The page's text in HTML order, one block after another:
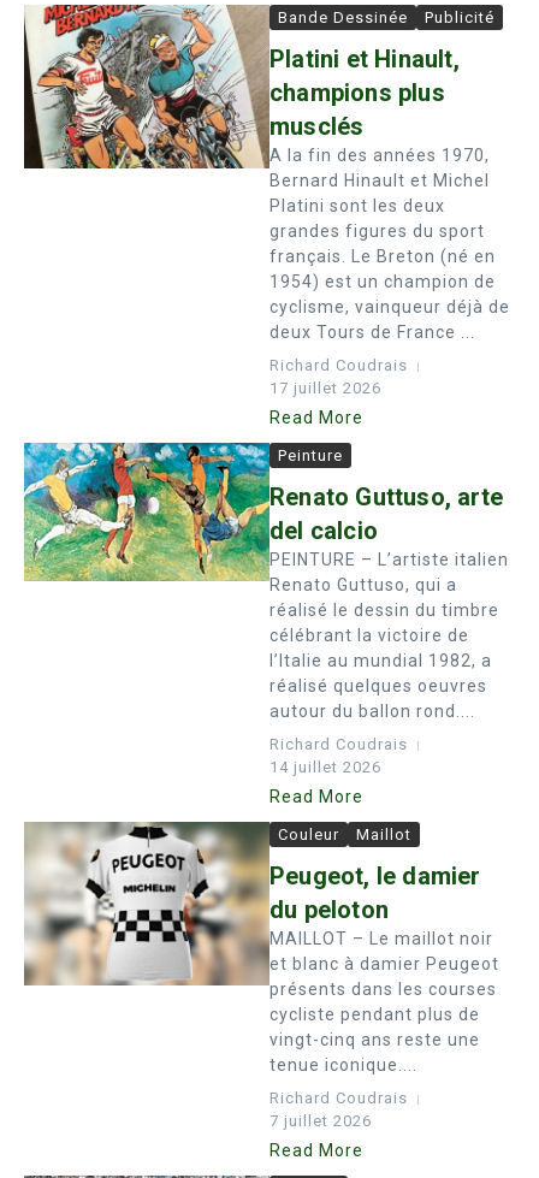
Bande Dessinée Publicité
Platini et Hinault,
champions plus
musclés
A la fin des années 1970,
Bernard Hinault et Michel
Platini sont les deux
grandes figures du sport
français. Le Breton (né en
1954) est un champion de
cyclisme, vainqueur déjà de
deux Tours de France ...
Richard Coudrais
17 juillet 2026
Read More
Peinture
Renato Guttuso, arte
del calcio
PEINTURE – L’artiste italien
Renato Guttuso, qui a
réalisé le dessin du timbre
célébrant la victoire de
l’Italie au mundial 1982, a
réalisé quelques oeuvres
autour du ballon rond....
Richard Coudrais
14 juillet 2026
Read More
Couleur Maillot
Peugeot, le damier
du peloton
MAILLOT – Le maillot noir
et blanc à damier Peugeot
présents dans les courses
cycliste pendant plus de
vingt-cinq ans reste une
tenue iconique....
Richard Coudrais
7 juillet 2026
Read More